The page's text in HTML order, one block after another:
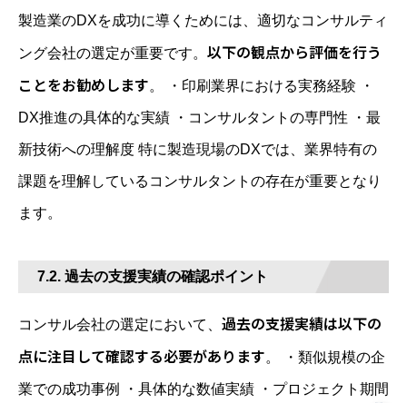
製造業のDXを成功に導くためには、適切なコンサルティ
ング会社の選定が重要です。 以下の観点から評価を行う
ことをお勧めします。 ・印刷業界における実務経験 ・
DX推進の具体的な実績 ・コンサルタントの専門性 ・最
新技術への理解度 特に製造現場のDXでは、業界特有の
課題を理解しているコンサルタントの存在が重要となり
ます。
7.2. 過去の支援実績の確認ポイント
コンサル会社の選定において、 過去の支援実績は以下の
点に注目して確認する必要があります。 ・類似規模の企
業での成功事例 ・具体的な数値実績 ・プロジェクト期間